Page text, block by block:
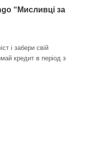
“Мисливці за
і забери свій
кредит в період з